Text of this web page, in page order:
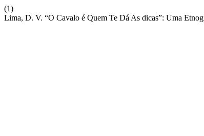
(1)
Lima, D. V. “O Cavalo é Quem Te Dá As dicas”: Uma